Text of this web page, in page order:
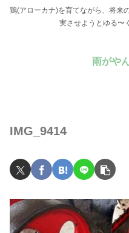
鶏(アローカナ)を育てながら、将来
実させようとゆる〜
雨がや
IMG_9414